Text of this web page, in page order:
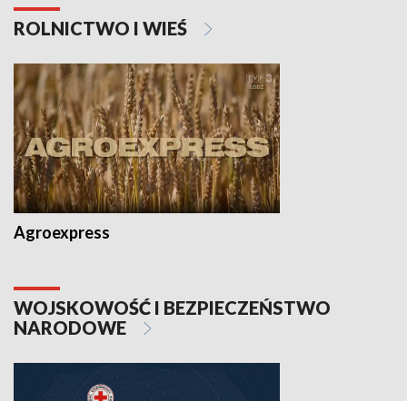
ROLNICTWO I WIEŚ
Agroexpress
WOJSKOWOŚĆ I BEZPIECZEŃSTWO
NARODOWE